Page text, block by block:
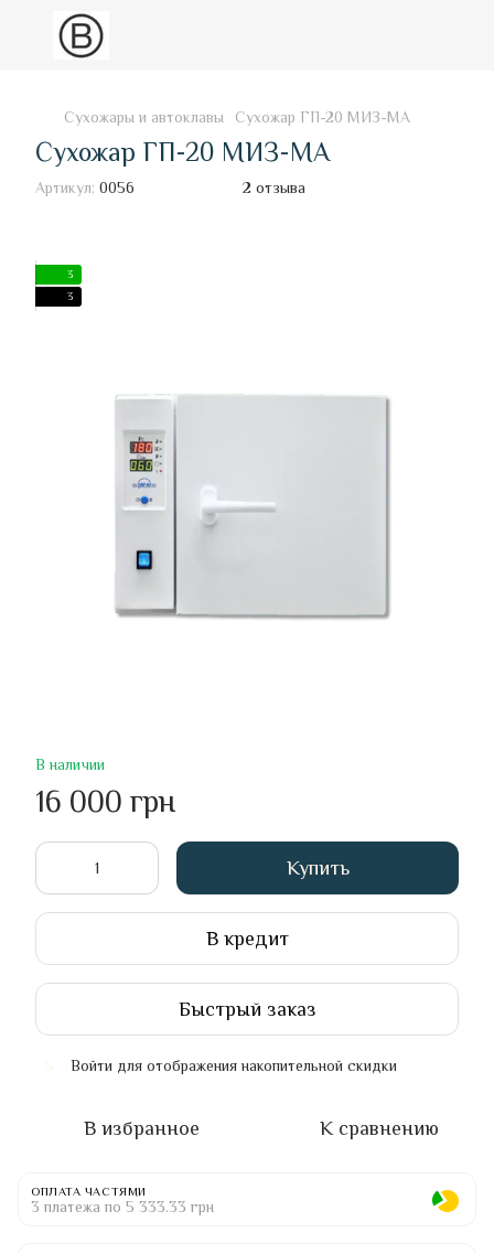
Сухожары и автоклавы Сухожар ГП-20 МИЗ-МА
Сухожар ГП-20 МИЗ-МА
Артикул: 0056 2 отзыва
3
3
В наличии
16 000 грн
Купить
В кредит
Быстрый заказ
Войти для отображения накопительной скидки
В избранное К сравнению
ОПЛАТА ЧАСТЯМИ
3 платежа по 5 333.33 грн